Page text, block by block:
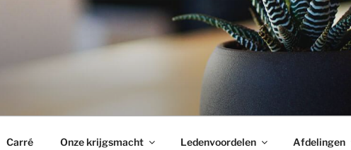
Carré Onze krijgsmacht Ledenvoordelen Afdelingen